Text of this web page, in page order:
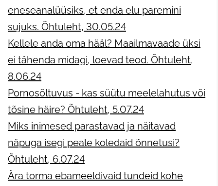
eneseanalüüsiks, et enda elu paremini
sujuks. Õhtuleht, 30.05.24
Kellele anda oma hääl? Maailmavaade üksi
ei tähenda midagi, loevad teod. Õhtuleht,
8.06.24
Pornosõltuvus - kas süütu meelelahutus või
tõsine häire? Õhtuleht, 5.07.24
Miks inimesed parastavad ja näitavad
näpuga isegi peale koledaid õnnetusi?
Õhtuleht, 6.07.24
Ära torma ebameeldivaid tundeid kohe